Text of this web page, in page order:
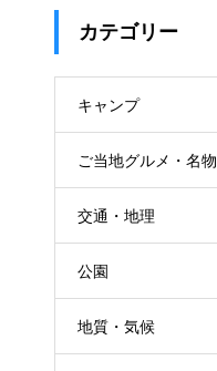
カテゴリー
キャンプ
ご当地グルメ・名物
交通・地理
公園
地質・気候